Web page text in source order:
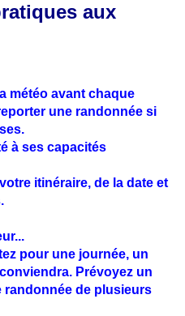
aux
météo avant chaque
une randonnée si
à ses capacités
itinéraire, de la date et
pour une journée, un
Prévoyez un
randonnée de plusieurs